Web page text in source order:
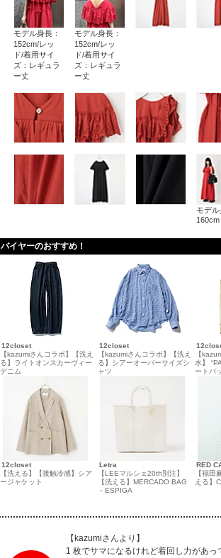
モデル身長：
152cm/レッ
ド/着用サイ
ズ：レギュラ
ー丈
モデル身長：
152cm/レッ
ド/着用サイ
ズ：レギュラ
ー丈
モデル
160cm
バイヤーのおすすめ！
12closet
【kazumiさんコラボ】【洗え
る】ライトオンスカーヴィー
デニム
12closet
【kazumiさんコラボ】【洗え
る】シアーオーバーサイズシ
ャツ
【
水】
ートバ
12closet
【洗える】【接触冷感】シア
ージャケット
Letra
【LEEマルシェ20th別注】
【洗える】MERCADO BAG
－ESPIGA
RED
【福田
える】
【kazumiさんより】
1 枚でサマになるけれど着回し力があ